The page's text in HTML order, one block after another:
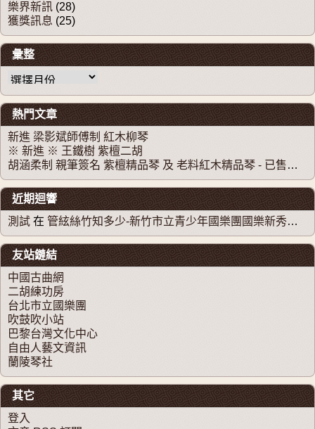
樂界新訊 (28)
獲獎訊息 (25)
彙整
彙整
熱門文章
新進 梁影斌師傅制 紅木柳琴
※ 新進 ※ 王鐵樹 紫檀二胡
胡涵柔制 親筆簽名 紫檀精品琴 及 老料紅木精品琴 - 已售出。感謝大家支持！！！
近期迴響
測試 在 管絃絲竹知多少-新竹市立青少年國樂團國樂新秀系列音樂會
友站鏈結
中國古曲網
二胡練功房
台北市立國樂團
吹鼓吹小站
巴黎台灣文化中心
自由人藝文資訊
蘭陵琴社
其它
登入